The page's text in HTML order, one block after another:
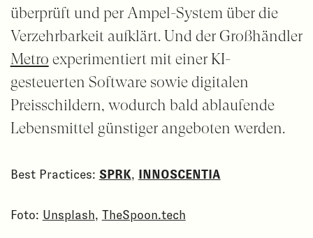
überprüft und per Ampel-System über die
Verzehrbarkeit aufklärt. Und der Großhändler
Metro experimentiert mit einer KI-
gesteuerten Software sowie digitalen
Preisschildern, wodurch bald ablaufende
Lebensmittel günstiger angeboten werden.
Best Practices: SPRK, INNOSCENTIA
Foto: Unsplash, TheSpoon.tech